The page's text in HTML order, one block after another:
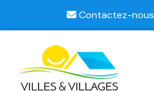
Contactez-nous